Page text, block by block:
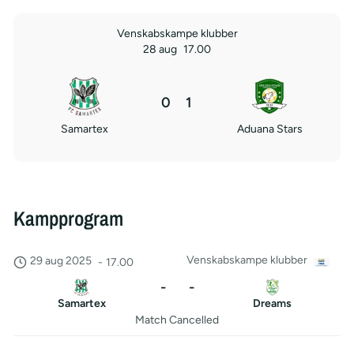
Venskabskampe klubber
28 aug 17.00
Samartex
0 1
Aduana Stars
Kampprogram
Venskabskampe klubber
29 aug 2025 - 17.00
Samartex
- -
Dreams
Match Cancelled